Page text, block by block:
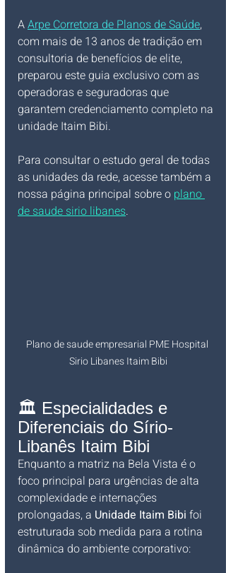
A Arpe Corretora de Planos de Saúde,
com mais de 13 anos de tradição em
consultoria de benefícios de elite,
preparou este guia exclusivo com as
operadoras e seguradoras que
garantem credenciamento completo na
unidade Itaim Bibi.
Para consultar o estudo geral de todas
as unidades da rede, acesse também a
nossa página principal sobre o plano
de saude sirio libanes.
Plano de saude empresarial PME Hospital
Sirio Libanes Itaim Bibi
🏛️ Especialidades e
Diferenciais do Sírio-
Libanês Itaim Bibi
Enquanto a matriz na Bela Vista é o
foco principal para urgências de alta
complexidade e internações
prolongadas, a Unidade Itaim Bibi foi
estruturada sob medida para a rotina
dinâmica do ambiente corporativo: